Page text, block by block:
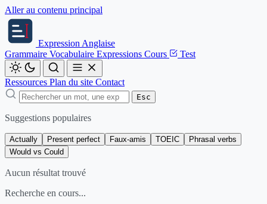
Aller au contenu principal
Expression Anglaise
Grammaire Vocabulaire Expressions Cours Test
Ressources Plan du site Contact
Esc
Suggestions populaires
Actually Present perfect Faux-amis TOEIC
Phrasal verbs
Would vs Could
Aucun résultat trouvé
Recherche en cours...